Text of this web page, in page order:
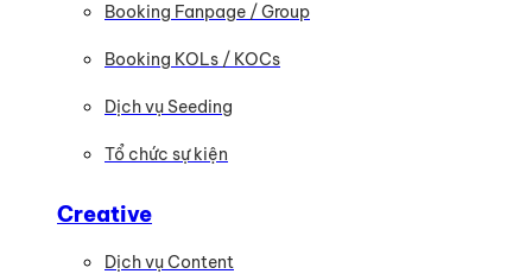
Booking Fanpage / Group
Booking KOLs / KOCs
Dịch vụ Seeding
Tổ chức sự kiện
Creative
Dịch vụ Content